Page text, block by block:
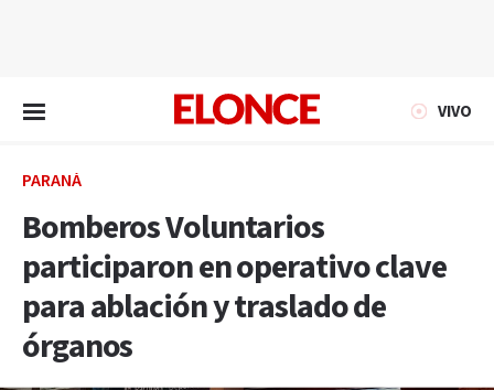
VIVO
PARANÁ
Bomberos Voluntarios
participaron en operativo clave
para ablación y traslado de
órganos